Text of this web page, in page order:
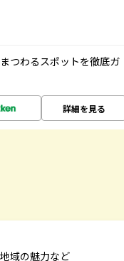
つわるスポットを徹底ガ
詳細を見る
域の魅力など